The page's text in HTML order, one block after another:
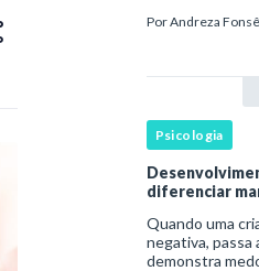
da observação
PorAndreza
Psicologia
diferenciar
Quando uma
negativa, passa
demonstra